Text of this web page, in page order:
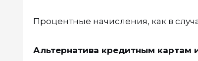
Процентные начисления, как в
Альтернатива кредитным картам